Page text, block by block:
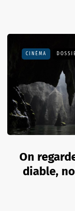
CINÉMA
On
diable,